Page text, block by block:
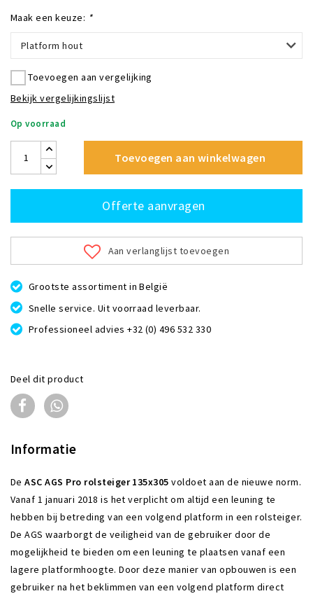
Maak een keuze: *
Platform hout
Toevoegen aan vergelijking
Bekijk vergelijkingslijst
Op voorraad
Toevoegen aan winkelwagen
Offerte aanvragen
Aan verlanglijst toevoegen
Grootste assortiment in België
Snelle service. Uit voorraad leverbaar.
Professioneel advies +32 (0) 496 532 330
Deel dit product
Informatie
DeASC AGS Pro rolsteiger 135x305 voldoet aan de nieuwe norm.
Vanaf 1 januari 2018 is het verplicht om altijd een leuning te
hebben bij betreding van een volgend platform in een rolsteiger.
De AGS waarborgt de veiligheid van de gebruiker door de
mogelijkheid te bieden om een leuning te plaatsen vanaf een
lagere platformhoogte. Door deze manier van opbouwen is een
gebruiker na het beklimmen van een volgend platform direct